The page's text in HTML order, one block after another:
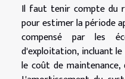
Il faut tenir compte du
pour estimer la période
compensé par les
d'exploitation, incluant
le coût de